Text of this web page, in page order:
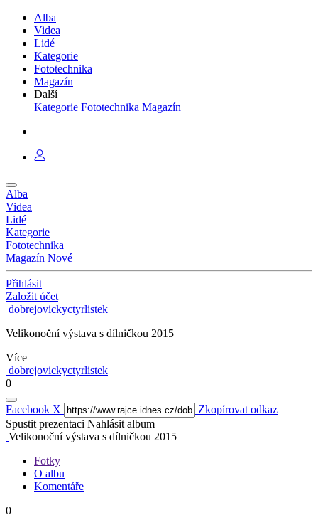
Alba
Videa
Lidé
Kategorie
Fototechnika
Magazín
Další
Kategorie Fototechnika Magazín
Alba
Videa
Lidé
Kategorie
Fototechnika
Magazín Nové
Přihlásit
Založit účet
dobrejovickyctyrlistek
Velikonoční výstava s dílničkou 2015
Více
dobrejovickyctyrlistek
0
Facebook X
Zkopírovat odkaz
Spustit prezentaci Nahlásit album
Velikonoční výstava s dílničkou 2015
Fotky
O albu
Komentáře
0